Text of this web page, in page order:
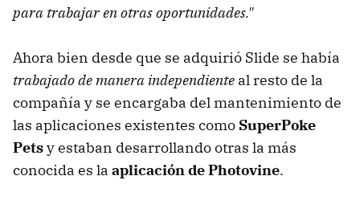
para trabajar en otras oportunidades."
Ahora bien desde que se adquirió Slide se había
trabajado de manera independiente al resto de la
compañía y se encargaba del mantenimiento de
las aplicaciones existentes como SuperPoke
Petsy estaban desarrollando otras la más
conocida es la aplicación de Photovine.